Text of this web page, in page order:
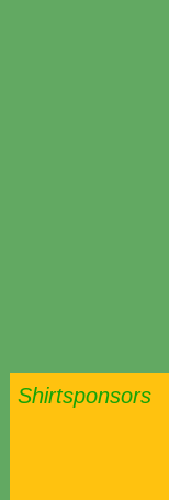
Shirtsponsors